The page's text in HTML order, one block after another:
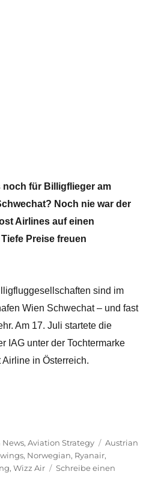
noch für Billigflieger am
Noch nie war der
Airlines auf einen
Preise freuen
sind im
Wien Schwechat – und fast
Am 17. Juli startete die
IAG unter der Tochtermarke
Airline in Österreich.
auf Flughafen Wien“
News,Aviation Strategy Schlagwörter
Austrian
, Norwegian, Ryanair,
,Wizz Air
Schreibe einen